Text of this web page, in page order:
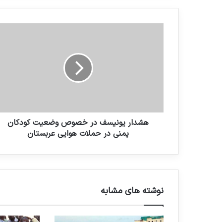
هشدار یونیسف در خصوص وضعیت کودکان
یمنی در حملات هوایی عربستان
نوشته های مشابه